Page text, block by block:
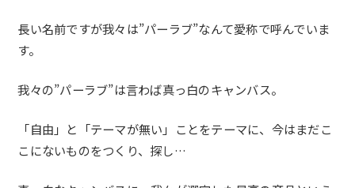
長い名前ですが我々は”パーラブ”なんて愛称で呼んでいま
す。
我々の”パーラブ”は言わば真っ白のキャンバス。
「自由」と「テーマが無い」ことをテーマに、今はまだこ
こにないものをつくり、探し…